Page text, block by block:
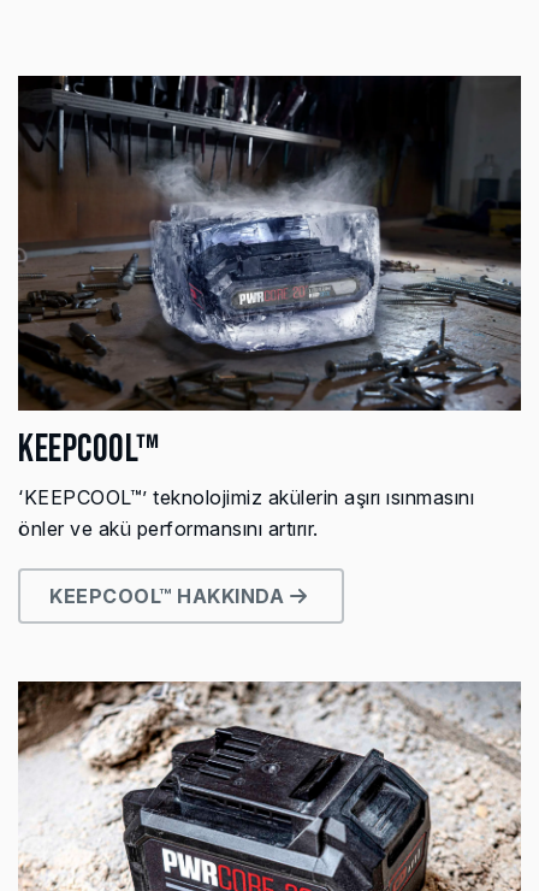
KEEPCOOL™
‘KEEPCOOL™’ teknolojimiz akülerin aşırı ısınmasını
önler ve akü performansını artırır.
KEEPCOOL™ HAKKINDA